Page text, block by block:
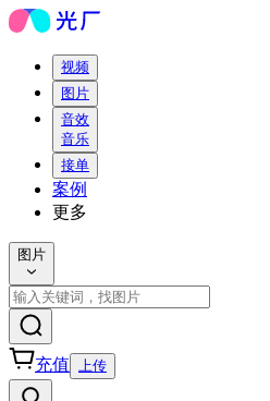
视频
图片
音效
音乐
接单
案例
更多
图片
充值 上传